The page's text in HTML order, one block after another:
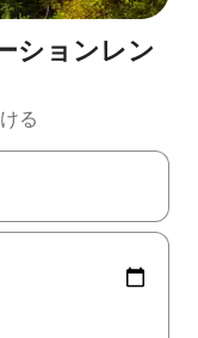
ションレン
る
ーを使って移動するか